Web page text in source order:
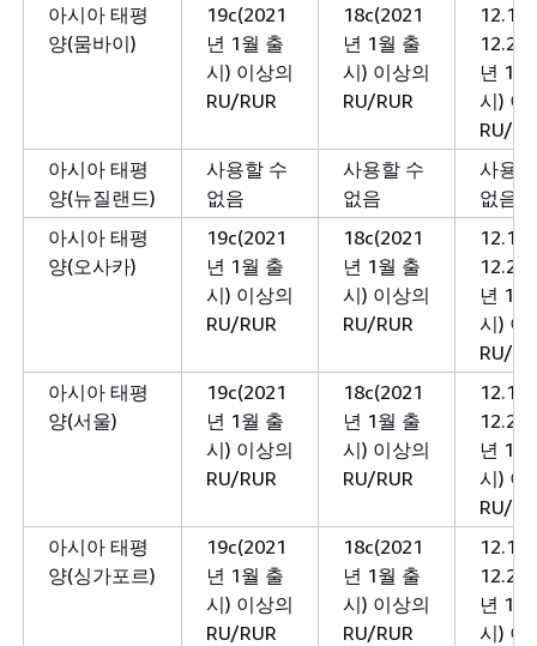
아시아 태평
양(뭄바이)
19c(2021
년 1월 출
시) 이상의
RU/RUR
18c(2021
년 1월 출
시) 이상의
RU/RUR
12.1
년 1
시) 이
RU/
아시아 태평
양(뉴질랜드)
사용할 수
없음
사용할 수
없음
사용
없음
아시아 태평
양(오사카)
19c(2021
년 1월 출
시) 이상의
RU/RUR
18c(2021
년 1월 출
시) 이상의
RU/RUR
12.1
년 1
시) 이
RU/
아시아 태평
양(서울)
19c(2021
년 1월 출
시) 이상의
RU/RUR
18c(2021
년 1월 출
시) 이상의
RU/RUR
12.1
년 1
시) 이
RU/
아시아 태평
양(싱가포르)
19c(2021
년 1월 출
시) 이상의
RU/RUR
18c(2021
년 1월 출
시) 이상의
RU/RUR
12.1
년 1
시) 이